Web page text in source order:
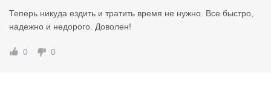
Теперь никуда ездить и тратить время не нужно. Все быстро,
надежно и недорого. Доволен!
0 0